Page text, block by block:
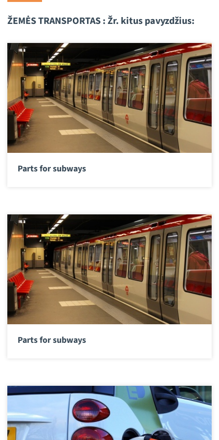
ŽEMĖS TRANSPORTAS : Žr. kitus pavyzdžius:
Parts for subways
Parts for subways